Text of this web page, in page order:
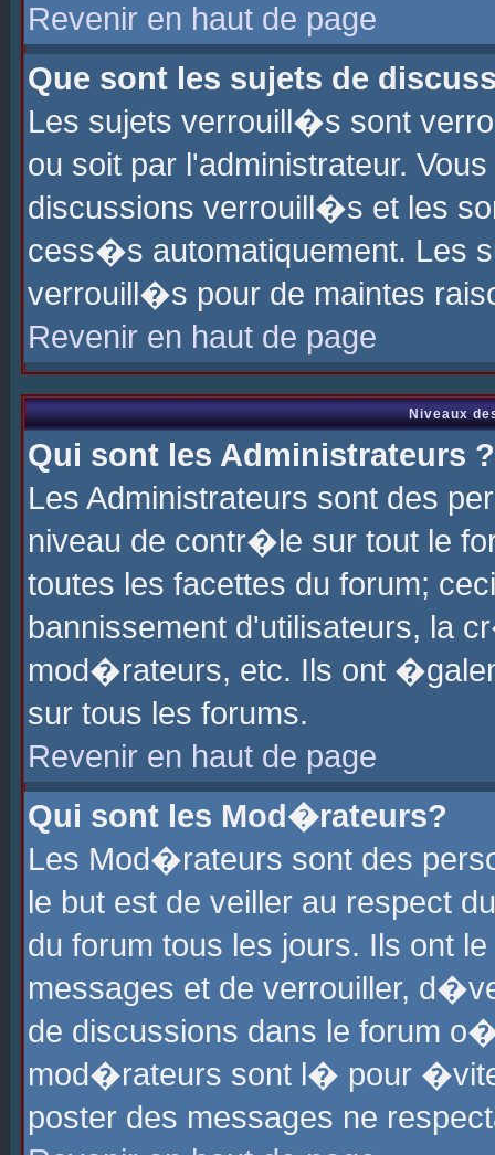
Revenir en haut de page
Que sont les sujets de
Les sujets verrouill�s sont
ou soit par l'administrateur.
discussions verrouill�s et les
cess�s automatiquement. Les
verrouill�s pour de maintes
Revenir en haut de page
Niveaux
Qui sont les Administrateurs ?
Les Administrateurs sont des
niveau de contr�le sur tout le
toutes les facettes du forum;
bannissement d'utilisateurs, la
mod�rateurs, etc. Ils ont
sur tous les forums.
Revenir en haut de page
Qui sont les Mod�rateurs?
Les Mod�rateurs sont des
le but est de veiller au respect
du forum tous les jours. Ils ont
messages et de verrouiller,
de discussions dans le forum
mod�rateurs sont l� pour
poster des messages ne